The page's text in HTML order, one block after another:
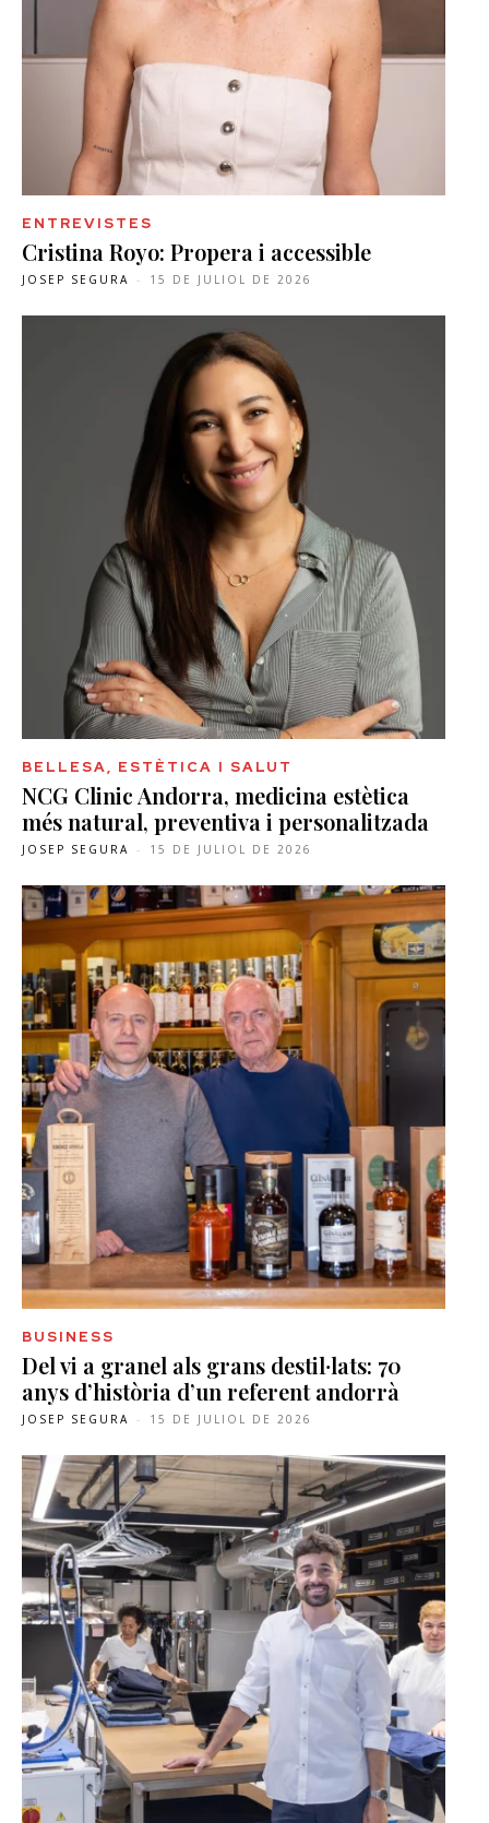
ENTREVISTES
Cristina Royo: Propera i accessible
JOSEP SEGURA - 15 DE JULIOL DE 2026
BELLESA, ESTÈTICA I SALUT
NCG Clinic Andorra, medicina estètica
més natural, preventiva i personalitzada
JOSEP SEGURA - 15 DE JULIOL DE 2026
BUSINESS
Del vi a granel als grans destil·lats: 70
anys d’història d’un referent andorrà
JOSEP SEGURA - 15 DE JULIOL DE 2026